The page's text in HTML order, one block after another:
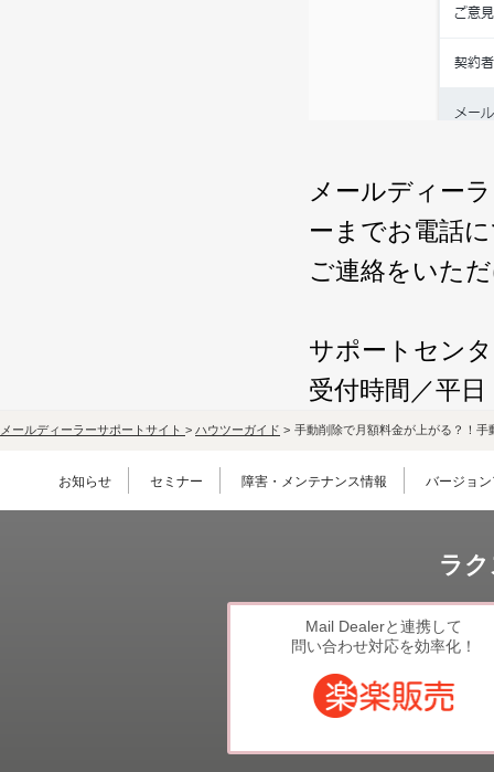
メールディー
ーまでお電話
ご連絡をいた
サポートセン
受付時間／平
メールディーラーサポートサイト > ハウツーガイド > 手動削除で月額料金が上がる？！手
お知らせ セミナー 障害・メンテナンス情報 バージョ
ラ
Mail Dealerと連携して
問い合わせ対応を効率化！